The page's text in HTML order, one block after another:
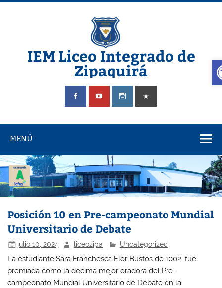
Saltar
IEM Liceo Integrado de
Zipaquirá
Pagina del Liceo Integrado Zipaquira
MENÚ
Posición 10 en Pre-campeonato Mundial
Universitario de Debate
julio 10, 2024 liceozipa Uncategorized
La estudiante Sara Franchesca Flor Bustos de 1002, fue
premiada cómo la décima mejor oradora del Pre-
campeonato Mundial Universitario de Debate en la